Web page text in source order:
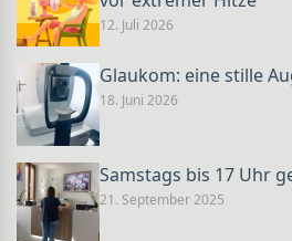
12. Juli 2026
Glaukom: eine stille
18. Juni 2026
Samstags bis 17 Uhr
21. September 2025